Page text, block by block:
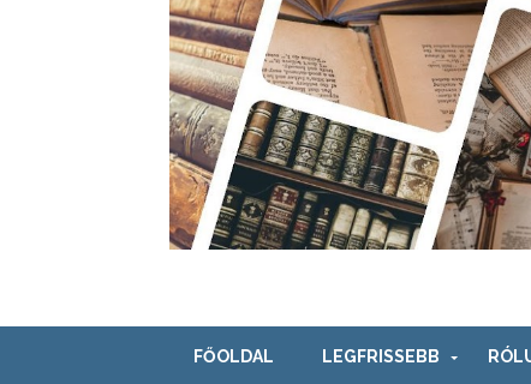
FŐOLDAL LEGFRISSEBB